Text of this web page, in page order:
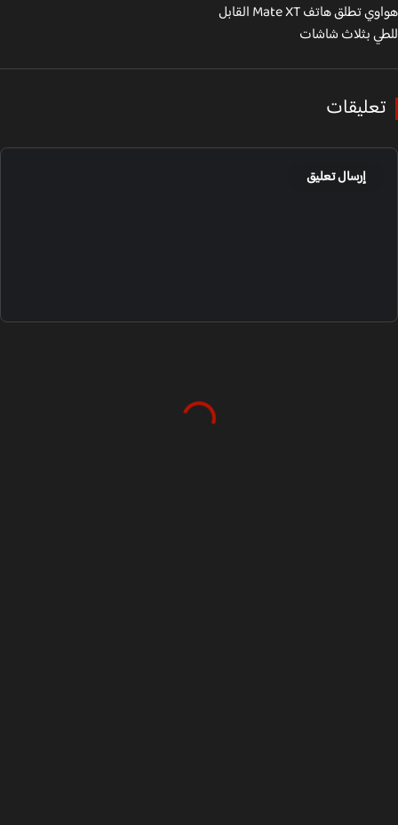
هواوي تطلق هاتف Mate XT القابل
بثلاث شاشات
إرسال تعليق